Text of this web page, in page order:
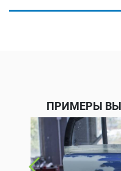
ПРИМЕРЫ